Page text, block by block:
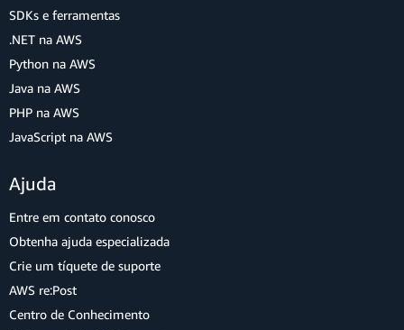
SDKs e ferramentas
.NET na AWS
Python na AWS
Java na AWS
PHP na AWS
JavaScript na AWS
Ajuda
Entre em contato conosco
Obtenha ajuda especializada
Crie um tíquete de suporte
AWS re:Post
Centro de Conhecimento